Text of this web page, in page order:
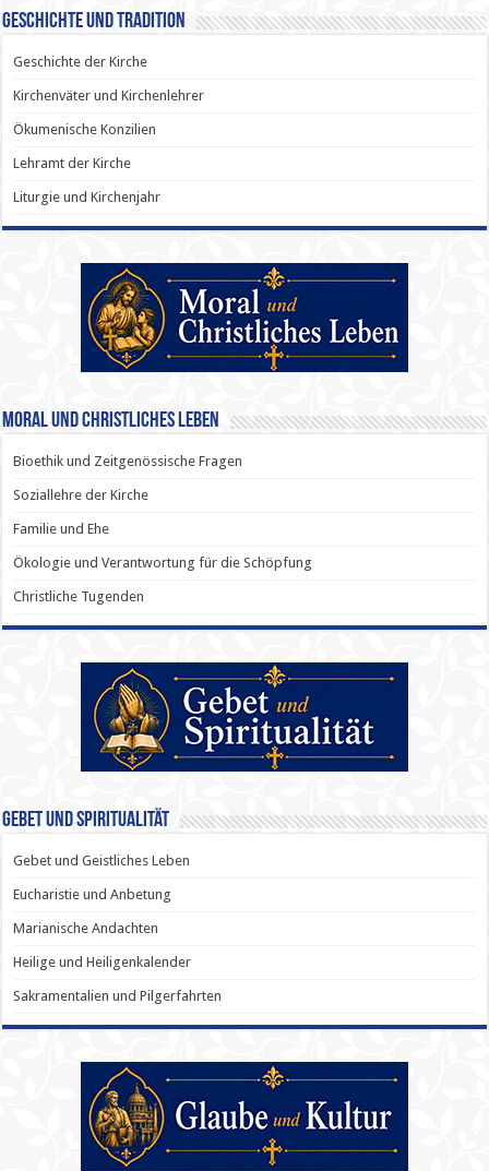
Geschichte und Tradition
Geschichte der Kirche
Kirchenväter und Kirchenlehrer
Ökumenische Konzilien
Lehramt der Kirche
Liturgie und Kirchenjahr
Moral und Christliches Leben
Bioethik und Zeitgenössische Fragen
Soziallehre der Kirche
Familie und Ehe
Ökologie und Verantwortung für die Schöpfung
Christliche Tugenden
Gebet und Spiritualität
Gebet und Geistliches Leben
Eucharistie und Anbetung
Marianische Andachten
Heilige und Heiligenkalender
Sakramentalien und Pilgerfahrten